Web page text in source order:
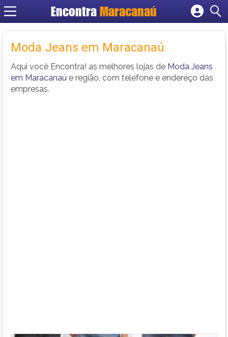
Encontra Maracanaú
Cadastrar empresa
Criar conta
Moda Jeans em Maracanaú
Aqui você Encontra! as melhores lojas de Moda Jeans
em Maracanaú e região, com telefone e endereço das
empresas.